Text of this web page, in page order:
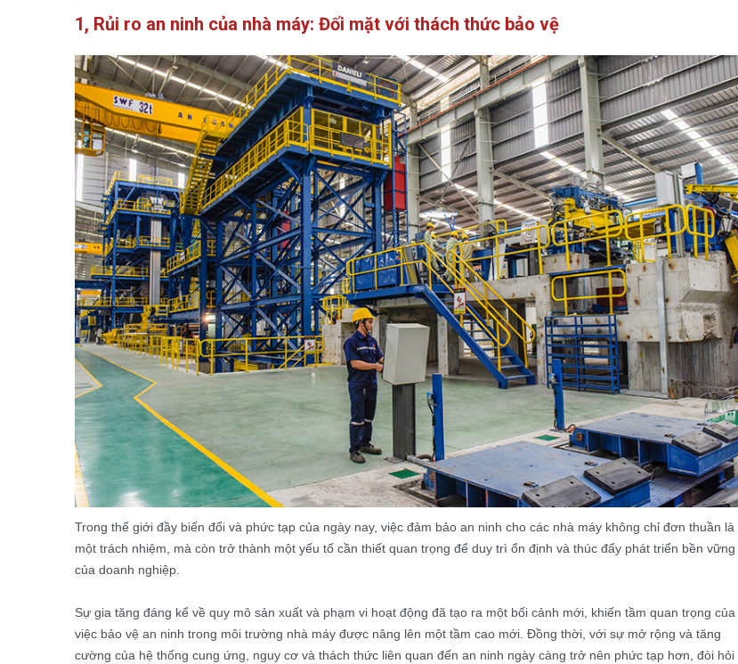
1, Rủi ro an ninh của nhà máy: Đối mặt với thách thức bảo vệ
Trong thế giới đầy biến đổi và phức tạp của ngày nay, việc đảm bảo an ninh cho các nhà máy không chỉ đơn thuần là
một trách nhiệm, mà còn trở thành một yếu tố cần thiết quan trọng để duy trì ổn định và thúc đẩy phát triển bền vững
của doanh nghiệp.
Sự gia tăng đáng kể về quy mô sản xuất và phạm vi hoạt động đã tạo ra một bối cảnh mới, khiến tầm quan trọng của
việc bảo vệ an ninh trong môi trường nhà máy được nâng lên một tầm cao mới. Đồng thời, với sự mở rộng và tăng
cường của hệ thống cung ứng, nguy cơ và thách thức liên quan đến an ninh ngày càng trở nên phức tạp hơn, đòi hỏi